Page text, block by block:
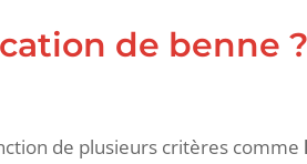
de benne ?
de plusieurs critères comme